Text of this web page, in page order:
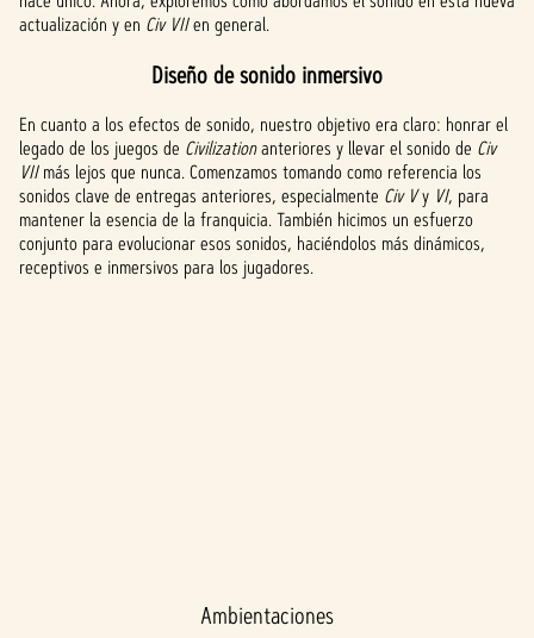
actualización y en Civ VIIen general.
Diseño de sonido inmersivo
En cuanto a los efectos de sonido, nuestro objetivo era claro: honrar el
legado de los juegos de Civilizationanteriores y llevar el sonido de Civ
VIImás lejos que nunca. Comenzamos tomando como referencia los
sonidos clave de entregas anteriores, especialmente Civ Vy VI, para
mantener la esencia de la franquicia. También hicimos un esfuerzo
conjunto para evolucionar esos sonidos, haciéndolos más dinámicos,
receptivos e inmersivos para los jugadores.
Ambientaciones